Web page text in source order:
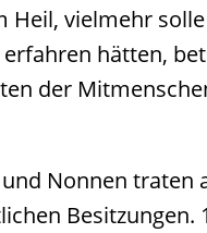
Heil, vielmehr
hätten,
der
Nonnen traten
Besitzungen.